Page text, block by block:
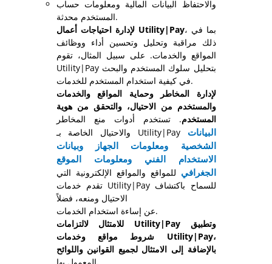
والاحتفاظ البيانات المالية ومعلومات حساب
المستخدم محدثة.
لإدارة احتياجات أعمال Utility|Pay، بما في
ذلك مراقبة وتحليل وتحسين أداء ووظائف
المواقع والخدمات. على سبيل المثال، تقوم
Utility|Pay بتحليل سلوك المستخدم والبحث
في كيفية استخدام المستخدم للخدمات.
لإدارة المخاطر وحماية المواقع والخدمات
والمستخدم من الاحتيال، والتحقق من هوية
المستخدم. تستخدم أدوات منع المخاطر
والاحتيال الخاصة بـ Utility|Pay البيانات
الشخصية
ومعلومات الجهاز
وبيانات
الاستخدام الفنيومعلومات الموقع
الجغرافي للمواقع والمواقع الإلكترونية التي
تقدم خدمات Utility|Pay للسماح باكتشاف
الاحتيال ومنعه، فضلاً
عن إساءة استخدام الخدمات.
للامتثال لالتزامات Utility|Pay وتطبيق
شروط مواقع وخدمات Utility|Pay،
بالإضافة إلى الامتثال لجميع القوانين واللوائح
المعمول بها.